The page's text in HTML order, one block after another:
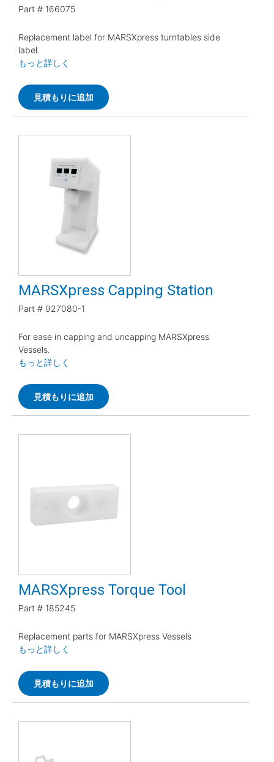
Part # 166075
Replacement label for MARSXpress turntables side
label.
もっと詳しく
見積もりに追加
MARSXpress Capping Station
Part # 927080-1
For ease in capping and uncapping MARSXpress
Vessels.
もっと詳しく
見積もりに追加
MARSXpress Torque Tool
Part # 185245
Replacement parts for MARSXpress Vessels
もっと詳しく
見積もりに追加